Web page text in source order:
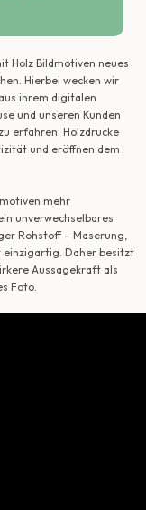
Holz Bildmotiven neues
Hierbei wecken wir
ihrem digitalen
und unseren Kunden
erfahren. Holzdrucke
und eröffnen dem
mehr
unverwechselbares
Rohstoff – Maserung,
einzigartig. Daher besitzt
Aussagekraft als
Foto.